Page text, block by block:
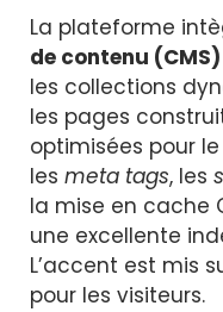
La plateforme
de contenu (CMS)
les collections
les pages
optimisées pour
les meta tags, les
la mise en cache
une excellente
L’accent est mis
pour les visiteurs.